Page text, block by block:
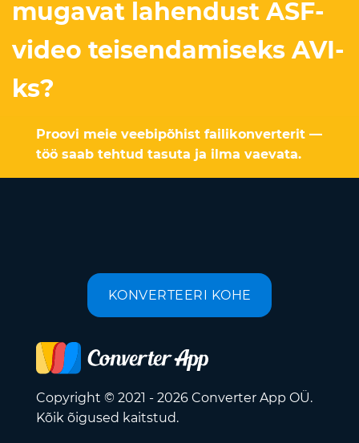
mugavat lahendust ASF-
video teisendamiseks AVI-
ks?
Proovi meie veebipõhist failikonverterit —
töö saab tehtud tasuta ja ilma vaevata.
KONVERTEERI KOHE
Copyright © 2021 - 2026 Converter App OÜ.
Kõik õigused kaitstud.